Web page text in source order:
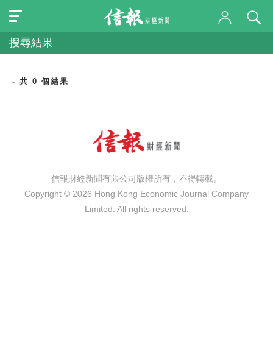
搜尋結果
- 共 0 個結果
信報財經新聞有限公司版權所有，不得轉載。
Copyright © 2026 Hong Kong Economic Journal Company
Limited. All rights reserved.